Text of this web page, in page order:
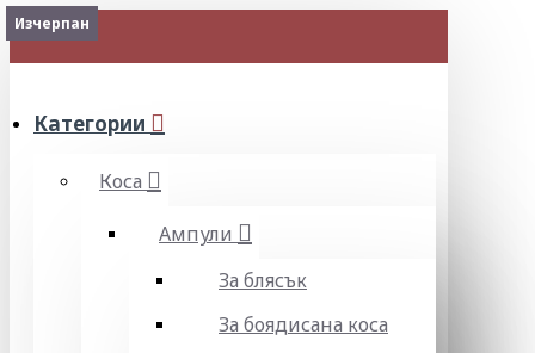
МЕНЮ
Категории
Коса
Ампули
За блясък
За боядисана коса
Изчерпан
Изчерпан